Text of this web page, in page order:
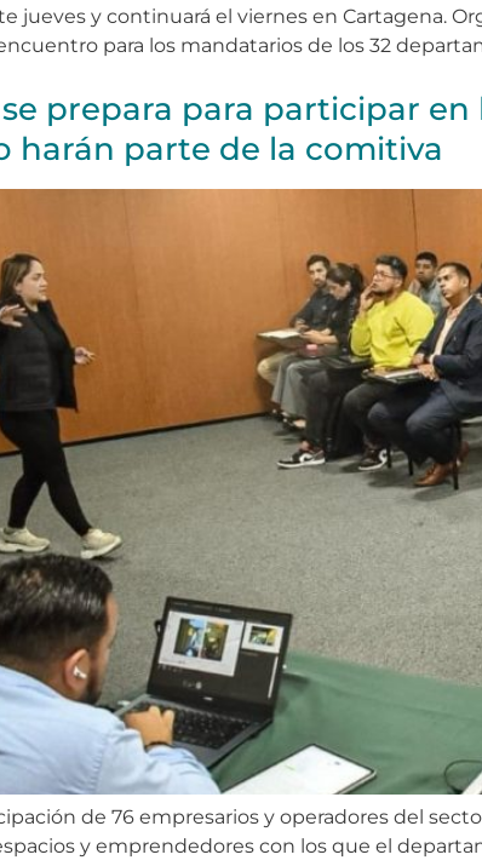
jueves y continuará el viernes en Cartagena.
para los mandatarios de los 32
prepara para participar en
harán parte de la comitiva
de 76 empresarios y operadores del
y emprendedores con los que el